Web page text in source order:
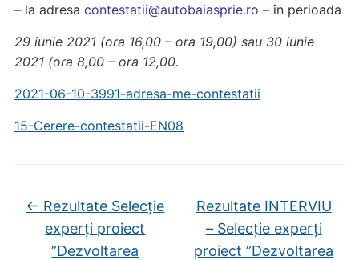
– la adresa contestatii@autobaiasprie.ro – în perioada
29 iunie 2021 (ora 16,00 – ora 19,00) sau 30 iunie
2021 (ora 8,00 – ora 12,00.
2021-06-10-3991-adresa-me-contestatii
15-Cerere-contestatii-EN08
← Rezultate Selecție
experți proiect
”Dezvoltarea
Rezultate INTERVIU
– Selecție experți
proiect ”Dezvoltarea